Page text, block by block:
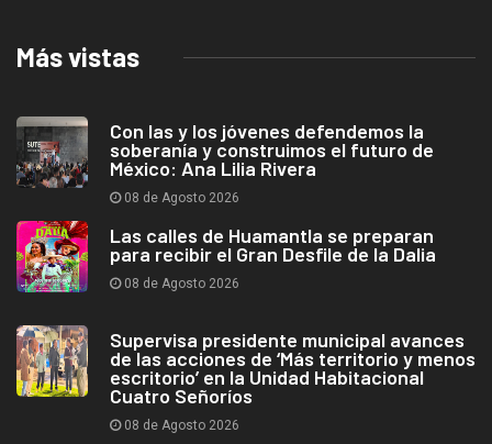
Más vistas
Con las y los jóvenes defendemos la
soberanía y construimos el futuro de
México: Ana Lilia Rivera
08 de Agosto 2026
Las calles de Huamantla se preparan
para recibir el Gran Desfile de la Dalia
08 de Agosto 2026
Supervisa presidente municipal avances
de las acciones de ‘Más territorio y menos
escritorio’ en la Unidad Habitacional
Cuatro Señoríos
08 de Agosto 2026